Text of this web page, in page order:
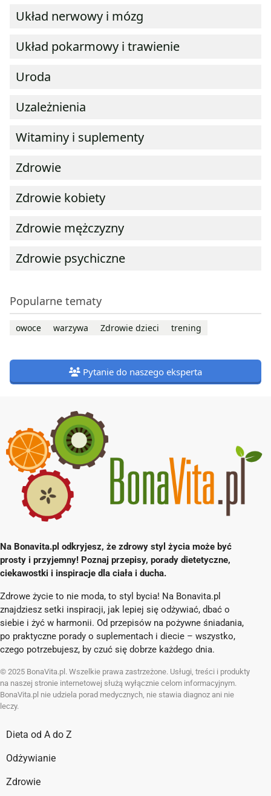
Układ nerwowy i mózg
Układ pokarmowy i trawienie
Uroda
Uzależnienia
Witaminy i suplementy
Zdrowie
Zdrowie kobiety
Zdrowie mężczyzny
Zdrowie psychiczne
Popularne tematy
owoce warzywa Zdrowie dzieci trening
Pytanie do naszego eksperta
Na Bonavita.pl odkryjesz, że zdrowy styl życia może być
prosty i przyjemny! Poznaj przepisy, porady dietetyczne,
ciekawostki i inspiracje dla ciała i ducha.
Zdrowe życie to nie moda, to styl bycia! Na Bonavita.pl
znajdziesz setki inspiracji, jak lepiej się odżywiać, dbać o
siebie i żyć w harmonii. Od przepisów na pożywne śniadania,
po praktyczne porady o suplementach i diecie – wszystko,
czego potrzebujesz, by czuć się dobrze każdego dnia.
© 2025 BonaVita.pl. Wszelkie prawa zastrzeżone. Usługi, treści i produkty
na naszej stronie internetowej służą wyłącznie celom informacyjnym.
BonaVita.pl nie udziela porad medycznych, nie stawia diagnoz ani nie
leczy.
Dieta od A do Z
Odżywianie
Zdrowie